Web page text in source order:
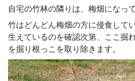
自宅の竹林の隣りは、梅畑になっ
竹はどんどん梅畑の方に侵食して
生えているのを確認次第、ここ掘
を掘り根っこを取り除きます。